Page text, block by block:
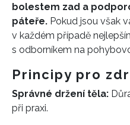
bolestem zad a
páteře. Pokud jsou však
v každém případě
s odborníkem na
Principy pro
Správné držení těla:
při praxi.